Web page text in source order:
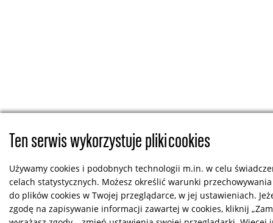
Ten serwis wykorzystuje pliki cookies
Używamy cookies i podobnych technologii m.in. w celu
celach statystycznych. Możesz określić warunki
do plików cookies w Twojej przeglądarce, w jej ustawieniach.
zgodę na zapisywanie informacji zawartej w cookies, kliknij